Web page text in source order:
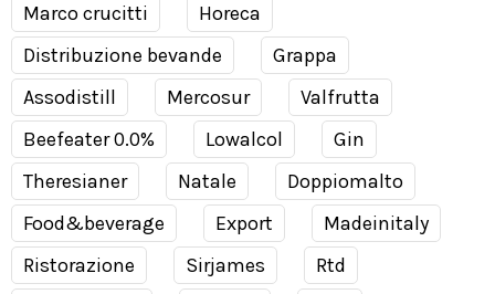
Marco crucitti
Horeca
Distribuzione bevande
Grappa
Assodistill
Mercosur
Valfrutta
Beefeater 0.0%
Lowalcol
Gin
Theresianer
Natale
Doppiomalto
Food&beverage
Export
Madeinitaly
Ristorazione
Sirjames
Rtd